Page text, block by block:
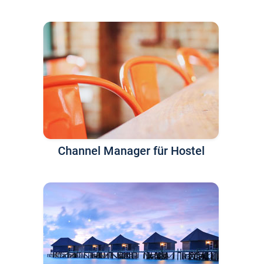
Channel Manager für Hostel